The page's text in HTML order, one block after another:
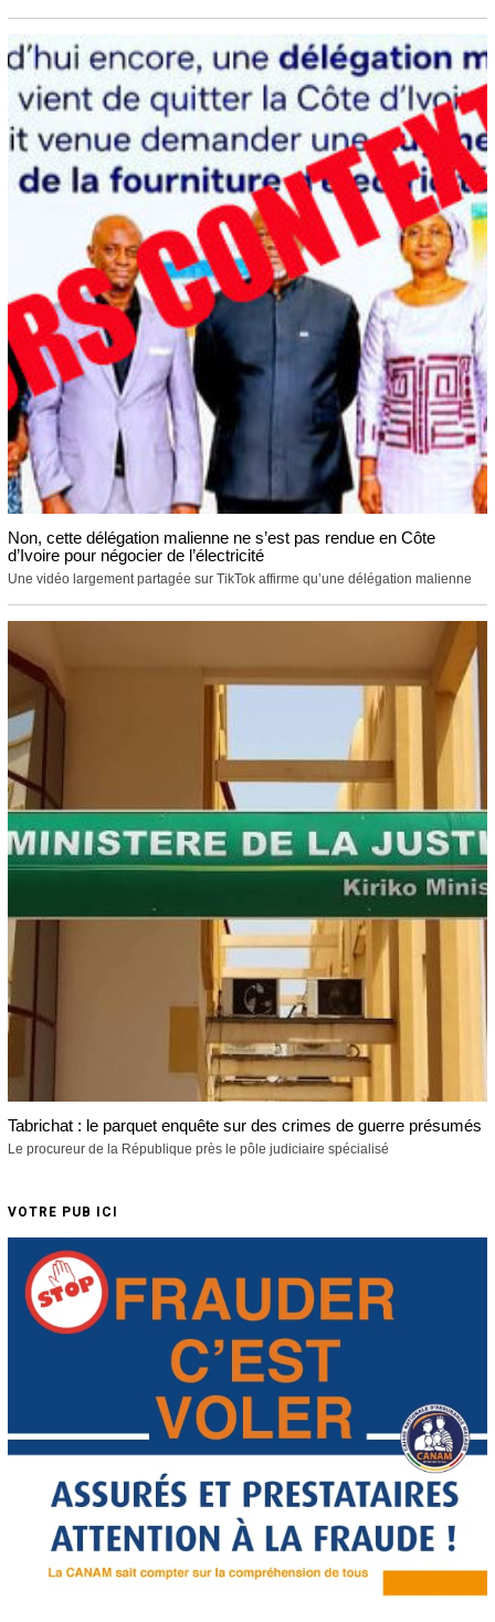
Non, cette délégation malienne ne s’est pas rendue en Côte
d’Ivoire pour négocier de l’électricité
Une vidéo largement partagée sur TikTok affirme qu’une délégation malienne
Tabrichat : le parquet enquête sur des crimes de guerre présumés
Le procureur de la République près le pôle judiciaire spécialisé
VOTRE PUB ICI